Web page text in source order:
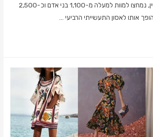
רבים. ביום בו קרס הבניין, נמחצו למוות למעלה מ-1,100 בני אדם וכ-2,500
אותו לאסון התעשייתי הרביעי …